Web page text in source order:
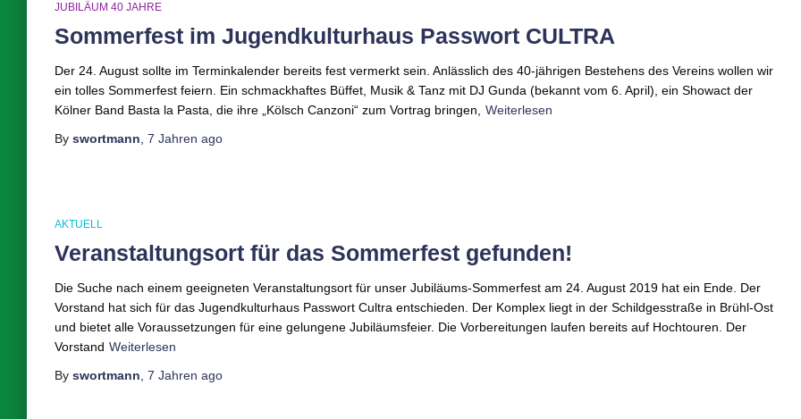
JUBILÄUM 40 JAHRE
Sommerfest im Jugendkulturhaus Passwort CULTRA
Der 24. August sollte im Terminkalender bereits fest vermerkt sein. Anlässlich des 40-jährigen Bestehens des Vereins wollen wir
ein tolles Sommerfest feiern. Ein schmackhaftes Büffet, Musik & Tanz mit DJ Gunda (bekannt vom 6. April), ein Showact der
Kölner Band Basta la Pasta, die ihre „Kölsch Canzoni“ zum Vortrag bringen,
Weiterlesen
By swortmann 7 Jahren ago
AKTUELL
Veranstaltungsort für das Sommerfest gefunden!
Die Suche nach einem geeigneten Veranstaltungsort für unser Jubiläums-Sommerfest am 24. August 2019 hat ein Ende. Der
Vorstand hat sich für das Jugendkulturhaus Passwort Cultra entschieden. Der Komplex liegt in der Schildgesstraße in Brühl-Ost
und bietet alle Voraussetzungen für eine gelungene Jubiläumsfeier. Die Vorbereitungen laufen bereits auf Hochtouren. Der
Vorstand Weiterlesen
By swortmann 7 Jahren ago